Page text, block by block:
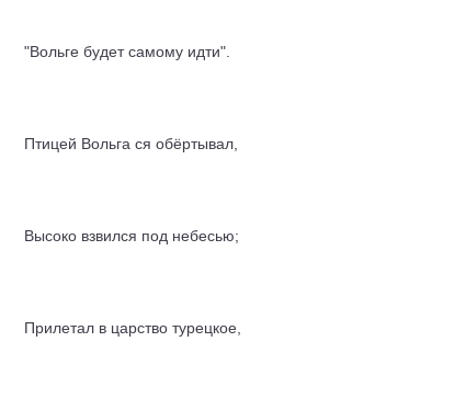
"Вольге будет самому идти".
Птицей Вольга ся обёртывал,
Высоко взвился под небесью;
Прилетал в царство турецкое,